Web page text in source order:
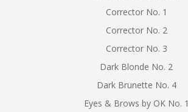
Corrector No. 1
Corrector No. 2
Corrector No. 3
Dark Blonde No. 2
Dark Brunette No. 4
Eyes & Brows by OK No. 1